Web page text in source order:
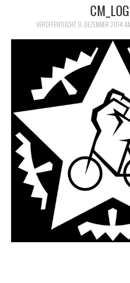
STABILITÄT
LAUF-ABC
ERGEBNISSE
LAUFTREFF HAHNHEIM
RUNNING
TRAINING
KONTAKT, IMPRESSUM,
DATENSCHUTZ
VERÖFFENTLICHT 9. DEZEMBER 2014